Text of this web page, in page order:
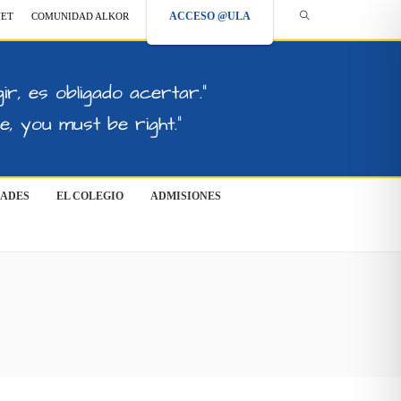
COMUNIDAD ALKOR ACCESO @ULA
es obligado acertar."
you must be right."
EL COLEGIO ADMISIONES